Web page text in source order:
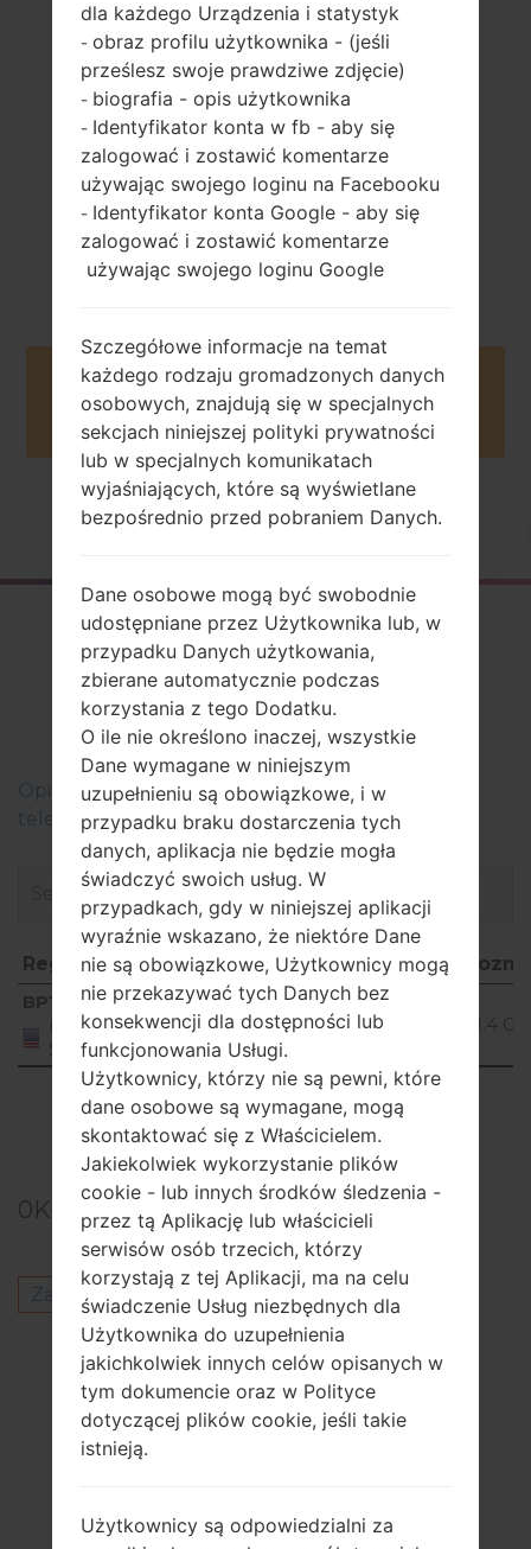
155 gramów (5.47
uncji)
wymienny Li-Ion
3000 mAh
Android 6.0.x
Marshmallow
Kwiecień, 2015
Buy accessories on Amazon
Strona startowa →Seria →LG G4 →LGAS991
Firmware
LGAS991(LGAS991)
akaLG G4
Оpis regionów oprogramowania układowego dla
telefonów LG
Region Nazwa pliku OS
Region
Nazwa pliku OS
BPT
United
States
AS99120a_14_0128.kdz Android 6.0.x
Marshmallow
1.4
Showing 1 to 1 of 1 entries
Previous 1 Next
0Komentarze
Zaloguj się aby opublikować komentarz.
Inni modele z tej serii
LG G4AS811
LG G4H810PR
LG G4H815
dla każdego Urządzenia i statystyk
- obraz profilu użytkownika - (jeśli
prześlesz swoje prawdziwe zdjęcie)
- biografia - opis użytkownika
- Identyfikator konta w fb - aby się
zalogować i zostawić komentarze
używając swojego loginu na Facebooku
- Identyfikator konta Google - aby się
zalogować i zostawić komentarze
używając swojego loginu Google
Szczegółowe informacje na temat
każdego rodzaju gromadzonych danych
osobowych, znajdują się w specjalnych
sekcjach niniejszej polityki prywatności
lub w specjalnych komunikatach
wyjaśniających, które są wyświetlane
bezpośrednio przed pobraniem Danych.
Dane osobowe mogą być swobodnie
udostępniane przez Użytkownika lub, w
przypadku Danych użytkowania,
zbierane automatycznie podczas
korzystania z tego Dodatku.
O ile nie określono inaczej, wszystkie
Dane wymagane w niniejszym
uzupełnieniu są obowiązkowe, i w
przypadku braku dostarczenia tych
danych, aplikacja nie będzie mogła
świadczyć swoich usług. W
przypadkach, gdy w niniejszej aplikacji
wyraźnie wskazano, że niektóre Dane
nie są obowiązkowe, Użytkownicy mogą
nie przekazywać tych Danych bez
konsekwencji dla dostępności lub
funkcjonowania Usługi.
Użytkownicy, którzy nie są pewni, które
dane osobowe są wymagane, mogą
skontaktować się z Właścicielem.
Jakiekolwiek wykorzystanie plików
cookie - lub innych środków śledzenia -
przez tą Aplikację lub właścicieli
serwisów osób trzecich, którzy
korzystają z tej Aplikacji, ma na celu
świadczenie Usług niezbędnych dla
Użytkownika do uzupełnienia
jakichkolwiek innych celów opisanych w
tym dokumencie oraz w Polityce
dotyczącej plików cookie, jeśli takie
istnieją.
Użytkownicy są odpowiedzialni za